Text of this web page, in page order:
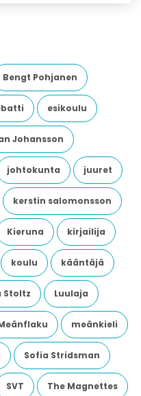
Bengt Pohjanen
esikoulu
Johansson
johtokunta juuret
kerstin salomonsson
Kieruna kirjailija
koulu kääntäjä
Stoltz Luulaja
meänkieli
Sofia Stridsman
SVT The Magnettes